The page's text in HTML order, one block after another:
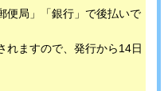
便局」「銀行」で後払いで
れますので、発行から14日